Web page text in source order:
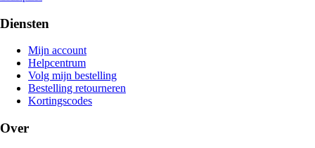
Diensten
Mijn account
Helpcentrum
Volg mijn bestelling
Bestelling retourneren
Kortingscodes
Over